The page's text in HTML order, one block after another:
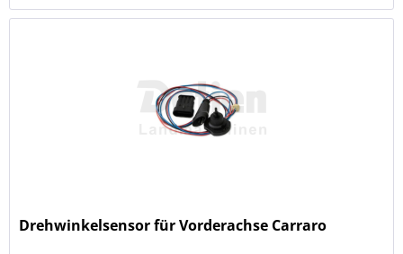
Drehwinkelsensor für Vorderachse Carraro